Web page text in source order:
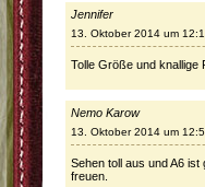
Jennifer
13. Oktober 2014 um
Tolle Größe und knallige
Nemo Karow
13. Oktober 2014 um
Sehen toll aus und A6
freuen.